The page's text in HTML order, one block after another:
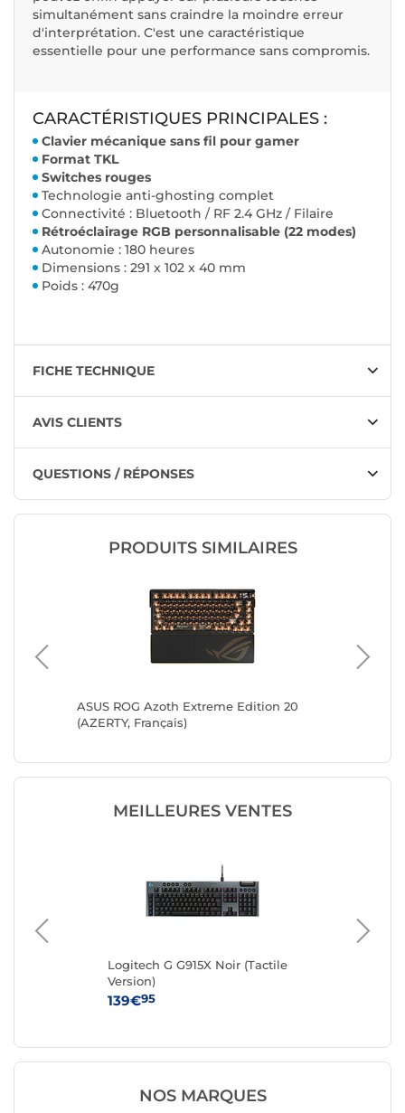
simultanément sans craindre la moindre erreur
d'interprétation. C'est une caractéristique
essentielle pour une performance sans compromis.
CARACTÉRISTIQUES PRINCIPALES :
Clavier mécanique sans fil pour gamer
Format TKL
Switches rouges
Technologie anti-ghosting complet
Connectivité : Bluetooth / RF 2.4 GHz / Filaire
Rétroéclairage RGB personnalisable (22 modes)
Autonomie : 180 heures
Dimensions : 291 x 102 x 40 mm
Poids : 470g
FICHE TECHNIQUE
AVIS CLIENTS
QUESTIONS / RÉPONSES
PRODUITS SIMILAIRES
ASUS ROG Azoth Extreme Edition 20
(AZERTY, Français)
MEILLEURES VENTES
Logitech G G915X Noir (Tactile
Version)
139€95
NOS MARQUES